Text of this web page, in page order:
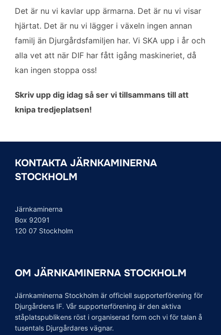
Det är nu vi kavlar upp ärmarna. Det är nu vi visar
hjärtat. Det är nu vi lägger i växeln ingen annan
familj än Djurgårdsfamiljen har. Vi SKA upp i år och
alla vet att när DIF har fått igång maskineriet, då
kan ingen stoppa oss!
Skriv upp dig idag så ser vi tillsammans till att
knipa tredjeplatsen!
KONTAKTA JÄRNKAMINERNA
STOCKHOLM
Järnkaminerna
Box 92091
120 07 Stockholm
OM JÄRNKAMINERNA STOCKHOLM
Järnkaminerna Stockholm är officiell supporterförening för
Djurgårdens IF. Vår supporterförening är den aktiva
ståplatspublikens röst i organiserad form och vi för talan å
tusentals Djurgårdares vägnar.